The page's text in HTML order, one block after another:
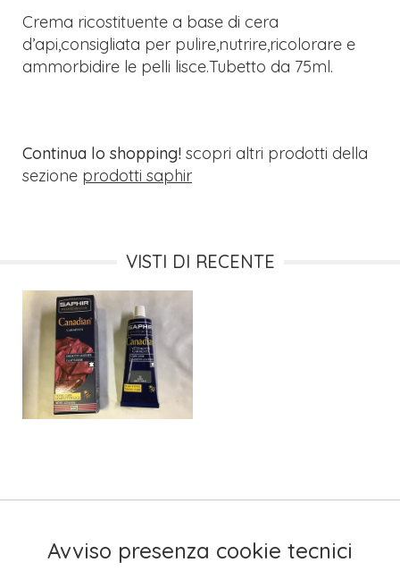
Crema ricostituente a base di cera
d’api,consigliata per pulire,nutrire,ricolorare e
ammorbidire le pelli lisce.Tubetto da 75ml.
Continua lo shopping! scopri altri prodotti della
sezione prodotti saphir
VISTI DI RECENTE
Avviso presenza cookie tecnici